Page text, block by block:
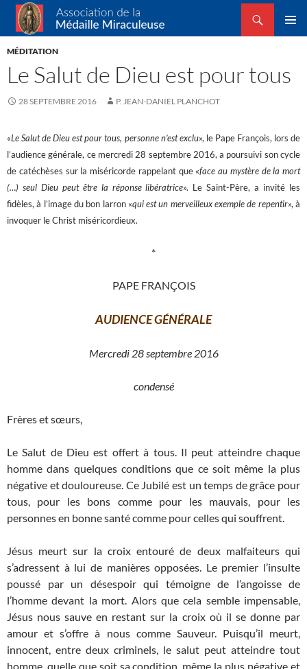
Association de la Médaille Miraculeuse
Recherche
ALLER
AU
MÉDITATION
Le Salut de Dieu est pour tous
28 SEPTEMBRE 2016 P. JEAN-DANIEL PLANCHOT
«Le Salut de Dieu est pour tous, personne n’est exclu», le Pape François, lors de
l’audience générale, ce mercredi 28 septembre 2016, a poursuivi son cycle
de catéchèses sur la miséricorde rappelant que «face au mystère de la mort
(…) seul Dieu peut être la réponse libératrice». Le Saint-Père, a invité les
fidèles, à l’image du bon larron «qui est un merveilleux exemple de repentir», à
invoquer le Christ miséricordieux.
*
PAPE FRANÇOIS
AUDIENCE GÉNÉRALE
Mercredi 28 septembre 2016
condensé
Frères et sœurs,
Le Salut de Dieu est offert à tous. Il peut atteindre chaque
homme dans quelques conditions que ce soit même la plus
négative et douloureuse. Ce Jubilé est un temps de grâce pour
tous, pour les bons comme pour les mauvais, pour les
personnes en bonne santé comme pour celles qui souffrent.
Jésus meurt sur la croix entouré de deux malfaiteurs qui
s’adressent à lui de manières opposées. Le premier l’insulte
poussé par un désespoir qui témoigne de l’angoisse de
l’homme devant la mort. Alors que cela semble impensable,
Jésus nous sauve en restant sur la croix où il se donne par
amour et s’offre à nous comme Sauveur. Puisqu’il meurt,
innocent, entre deux criminels, le salut peut atteindre tout
homme, quelle que soit sa condition, même la plus négative et